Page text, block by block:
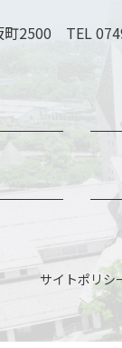
町2500 TEL
サイトポリシ